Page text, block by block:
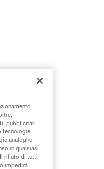
pubblicitari
tecnologie
analoghe
in qualsiasi
rifiuto di tutti
impedirà